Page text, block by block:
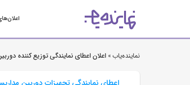
نماینده‌یاب » اعلان اعطای نمایندگی توزیع کننده